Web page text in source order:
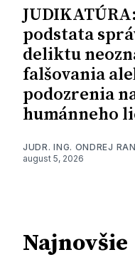
podstata
deliktu
falšovania
podozrenia
humánneho
JUDR. ING. ONDREJ
august 5, 2026
Najnovšie